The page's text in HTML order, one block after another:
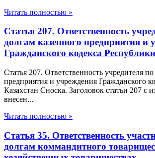
Читать полностью »
Статья 207. Ответственность
долгам казенного предприятия и
Гражданского кодекса
Статья 207. Ответственность учредителя
предприятия и учреждения Гражданского
Казахстан Сноска. Заголовок статьи 207 с
внесен...
Читать полностью »
Статья 35. Ответственность
долгам коммандитного